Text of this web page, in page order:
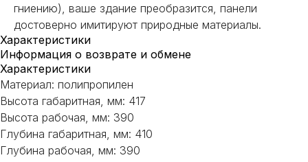
гниению), ваше здание преобразится, панели
достоверно имитируют природные материалы.
Характеристики
Информация о возврате и обмене
Характеристики
Материал: полипропилен
Высота габаритная, мм: 417
Высота рабочая, мм: 390
Глубина габаритная, мм: 410
Глубина рабочая, мм: 390